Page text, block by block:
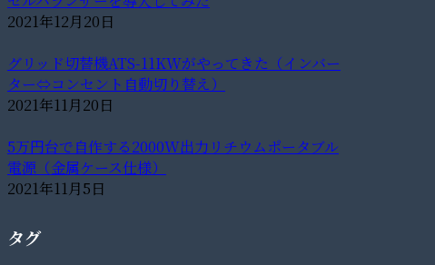
2021年12月20日
グリッド切替機ATS-11KWがやってきた（インバー
ター⇔コンセント自動切り替え）
2021年11月20日
5万円台で自作する2000W出力リチウムポータブル
電源（金属ケース仕様）
2021年11月5日
タグ